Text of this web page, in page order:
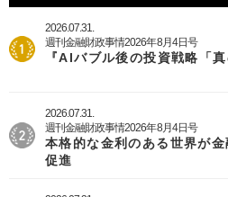
2026.07.31.
週刊金融財政事情2026年8月4日号
『AIバブル後の投資戦略「
2026.07.31.
週刊金融財政事情2026年8月4日号
本格的な金利のある世界が
促進